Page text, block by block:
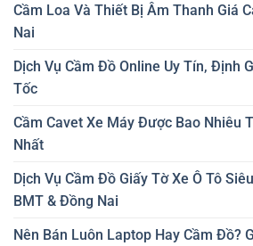
Cầm Loa Và Thiết Bị Âm Thanh Giá
Nai
Dịch Vụ Cầm Đồ Online Uy Tín, Định
Tốc
Cầm Cavet Xe Máy Được Bao Nhiêu
Nhất
Dịch Vụ Cầm Đồ Giấy Tờ Xe Ô Tô
BMT & Đồng Nai
Nên Bán Luôn Laptop Hay Cầm Đồ?